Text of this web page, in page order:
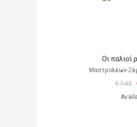
Οι παλιοί
Μαστρολέων-
€ 7,42